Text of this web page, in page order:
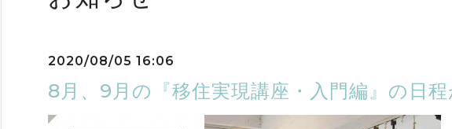
2020/08/05 16:06
8月、9月の『移住実現講座・入門編』の日程